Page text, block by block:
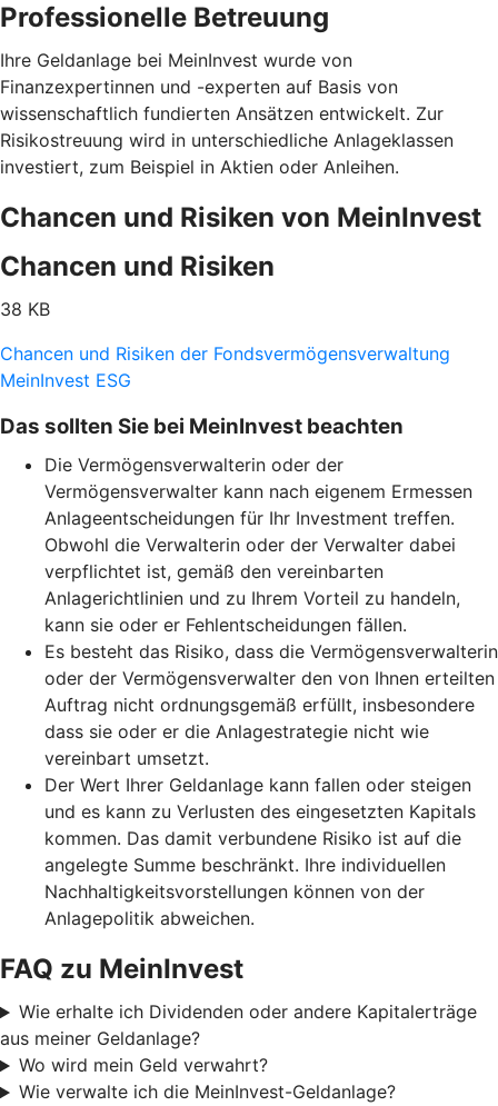
Professionelle Betreuung
Ihre Geldanlage bei MeinInvest wurde von
Finanzexpertinnen und -experten auf Basis von
wissenschaftlich fundierten Ansätzen entwickelt. Zur
Risikostreuung wird in unterschiedliche Anlageklassen
investiert, zum Beispiel in Aktien oder Anleihen.
Chancen und Risiken von MeinInvest
Chancen und Risiken
38 KB
Chancen und Risiken der Fondsvermögensverwaltung
MeinInvest ESG
Das sollten Sie bei MeinInvest beachten
Die Vermögensverwalterin oder der
Vermögensverwalter kann nach eigenem Ermessen
Anlageentscheidungen für Ihr Investment treffen.
Obwohl die Verwalterin oder der Verwalter dabei
verpflichtet ist, gemäß den vereinbarten
Anlagerichtlinien und zu Ihrem Vorteil zu handeln,
kann sie oder er Fehlentscheidungen fällen.
Es besteht das Risiko, dass die Vermögensverwalterin
oder der Vermögensverwalter den von Ihnen erteilten
Auftrag nicht ordnungsgemäß erfüllt, insbesondere
dass sie oder er die Anlagestrategie nicht wie
vereinbart umsetzt.
Der Wert Ihrer Geldanlage kann fallen oder steigen
und es kann zu Verlusten des eingesetzten Kapitals
kommen. Das damit verbundene Risiko ist auf die
angelegte Summe beschränkt. Ihre individuellen
Nachhaltigkeitsvorstellungen können von der
Anlagepolitik abweichen.
FAQ zu MeinInvest
Wie erhalte ich Dividenden oder andere Kapitalerträge
aus meiner Geldanlage?
Wo wird mein Geld verwahrt?
Wie verwalte ich die MeinInvest-Geldanlage?